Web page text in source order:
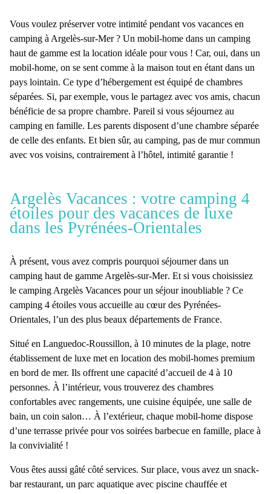
Vous voulez préserver votre intimité pendant vos vacances en
camping à Argelès-sur-Mer? Un mobil-home dans un camping
haut de gamme est la location idéale pour vous ! Car, oui, dans un
mobil-home, on se sent comme à la maison tout en étant dans un
pays lointain. Ce type d’hébergement est équipé de chambres
séparées. Si, par exemple, vous le partagez avec vos amis, chacun
bénéficie de sa propre chambre. Pareil si vous séjournez au
camping en famille. Les parents disposent d’une chambre séparée
de celle des enfants. Et bien sûr, au camping, pas de mur commun
avec vos voisins, contrairement à l’hôtel, intimité garantie !
Argelès Vacances : votre camping 4
étoiles pour des vacances de luxe
dans les Pyrénées-Orientales
À présent, vous avez compris pourquoi séjourner dans un
camping haut de gamme Argelès-sur-Mer. Et si vous choisissiez
le camping Argelès Vacances pour un séjour inoubliable ? Ce
camping 4 étoiles vous accueille au cœur des Pyrénées-
Orientales, l’un des plus beaux départements de France.
Situé en Languedoc-Roussillon, à 10 minutes de la plage, notre
établissement de luxe met en location des mobil-homes premium
en bord de mer. Ils offrent une capacité d’accueil de 4 à 10
personnes. À l’intérieur, vous trouverez des chambres
confortables avec rangements, une cuisine équipée, une salle de
bain, un coin salon… À l’extérieur, chaque mobil-home dispose
d’une terrasse privée pour vos soirées barbecue en famille, place à
la convivialité !
Vous êtes aussi gâté côté services. Sur place, vous avez un snack-
bar restaurant, un parc aquatique avec piscine chauffée et